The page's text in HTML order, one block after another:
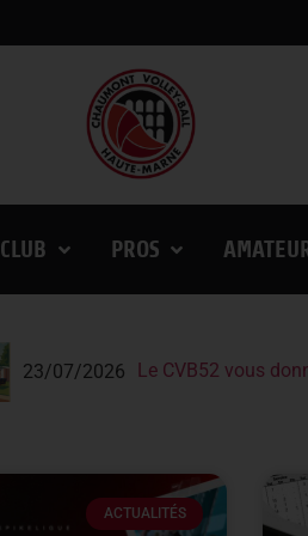
CLUB PROS
23/07/2026 Le CVB52 vous
Le CVB52 présent
Lindqvist et la
ACTUALITÉS